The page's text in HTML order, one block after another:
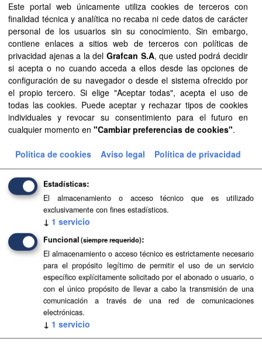
Planeamiento urbanístico de Breña Baja
Planeamiento urbanístico sistematizado del municipio de
Breña Baja . Esta información es producida y mantenida
por el Gobierno de Canarias y ha contado con la
financiación del...
FIP SIPU PDF HTML
Planeamiento urbanístico de Artenara
Planeamiento urbanístico sistematizado del municipio de
Artenara . Esta información es producida y mantenida por
el Gobierno de Canarias y ha contado con la financiación
del...
PDF HTML FIP
Planeamiento urbanístico de Valle Gran Rey
Planeamiento urbanístico sistematizado del municipio de
Valle Gran Rey . Esta información es producida y
mantenida por el Gobierno de Canarias y ha contado con
la financiación...
PDF HTML
Este portal web únicamente utiliza cookies de terceros con
finalidad técnica y analítica no recaba ni cede datos de carácter
personal de los usuarios sin su conocimiento. Sin embargo,
contiene enlaces a sitios web de terceros con políticas de
privacidad ajenas a la del Grafcan S.A, que usted podrá decidir
si acepta o no cuando acceda a ellos desde las opciones de
configuración de su navegador o desde el sistema ofrecido por
el propio tercero. Si elige "Aceptar todas", acepta el uso de
todas las cookies. Puede aceptar y rechazar tipos de cookies
individuales y revocar su consentimiento para el futuro en
cualquier momento en "Cambiar preferencias de cookies".
Política de cookies Aviso legal Política de privacidad
Estadísticas
El almacenamiento o acceso técnico que es utilizado
exclusivamente con fines estadísticos.
↓ 1 servicio
Funcional (siempre requerido)
El almacenamiento o acceso técnico es estrictamente necesario
para el propósito legítimo de permitir el uso de un servicio
específico explícitamente solicitado por el abonado o usuario, o
con el único propósito de llevar a cabo la transmisión de una
comunicación a través de una red de comunicaciones
electrónicas.
↓ 1 servicio